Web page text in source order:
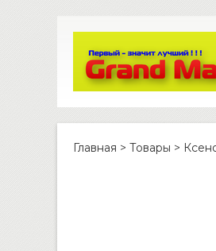
Главная > Товары >